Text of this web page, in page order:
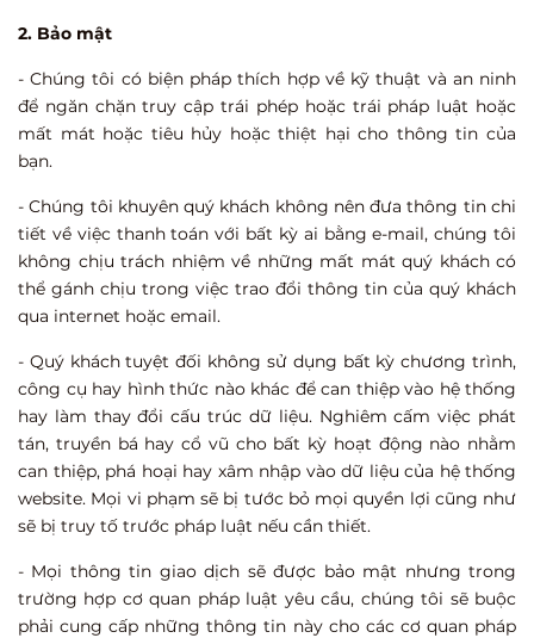
2. Bảo mật
- Chúng tôi có biện pháp thích hợp về kỹ thuật và an ninh
để ngăn chặn truy cập trái phép hoặc trái pháp luật hoặc
mất mát hoặc tiêu hủy hoặc thiệt hại cho thông tin của
bạn.
- Chúng tôi khuyên quý khách không nên đưa thông tin chi
tiết về việc thanh toán với bất kỳ ai bằng e-mail, chúng tôi
không chịu trách nhiệm về những mất mát quý khách có
thể gánh chịu trong việc trao đổi thông tin của quý khách
qua internet hoặc email.
- Quý khách tuyệt đối không sử dụng bất kỳ chương trình,
công cụ hay hình thức nào khác để can thiệp vào hệ thống
hay làm thay đổi cấu trúc dữ liệu. Nghiêm cấm việc phát
tán, truyền bá hay cổ vũ cho bất kỳ hoạt động nào nhằm
can thiệp, phá hoại hay xâm nhập vào dữ liệu của hệ thống
website. Mọi vi phạm sẽ bị tước bỏ mọi quyền lợi cũng như
sẽ bị truy tố trước pháp luật nếu cần thiết.
- Mọi thông tin giao dịch sẽ được bảo mật nhưng trong
trường hợp cơ quan pháp luật yêu cầu, chúng tôi sẽ buộc
phải cung cấp những thông tin này cho các cơ quan pháp